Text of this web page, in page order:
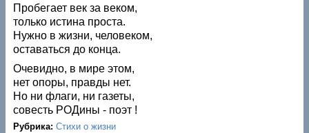
Пробегает век за веком,
только истина проста.
Нужно в жизни, человеком,
оставаться до конца.
Очевидно, в мире этом,
нет опоры, правды нет.
Но ни флаги, ни газеты,
совесть РОДины - поэт !
Рубрика:Стихи о жизни